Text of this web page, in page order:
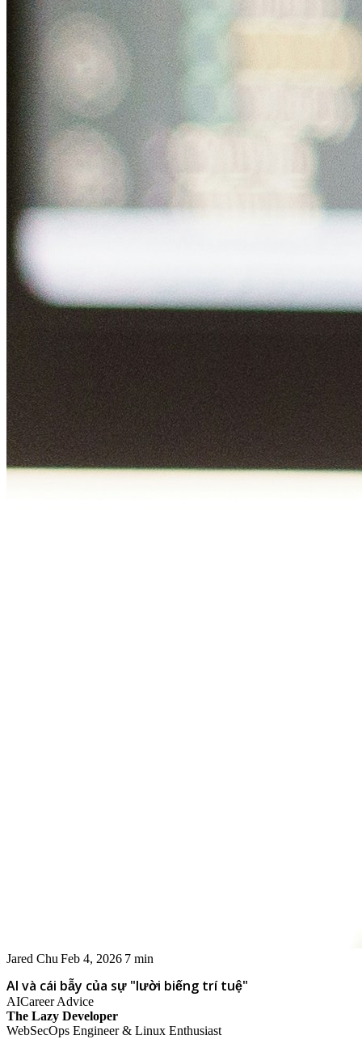
Jared Chu Feb 4, 2026 7 min
AI và cái bẫy của sự "lười biếng trí tuệ"
AICareer Advice
The Lazy Developer
WebSecOps Engineer & Linux Enthusiast